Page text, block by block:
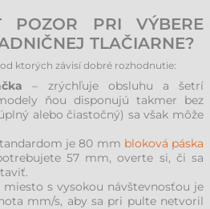
PRI VÝBERE
TLAČIARNE?
ktorých závisí dobré rozhodnutie:
– zrýchľuje obsluhu a šetrí
ňou disponujú takmer bez
alebo čiastočný) sa však môže
je 80 mm bloková páska
57 mm, overte si, či sa
miesto s vysokou návštevnosťou je
mm/s, aby sa pri pulte netvoril